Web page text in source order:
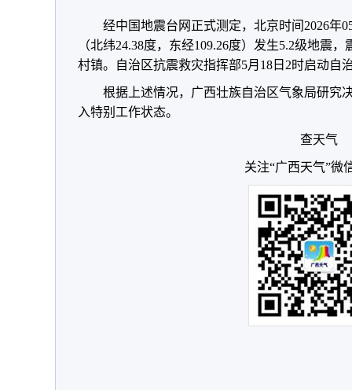
经中国地震台网正式测定，北京时间2026年
（北纬24.38度，东经109.26度）发生5.2级地震
村镇。自治区抗震救灾指挥部5月18日2时启动自
根据上述情况，广西壮族自治区气象局研究
入特别工作状态。
查天气
关注“广西天气”微